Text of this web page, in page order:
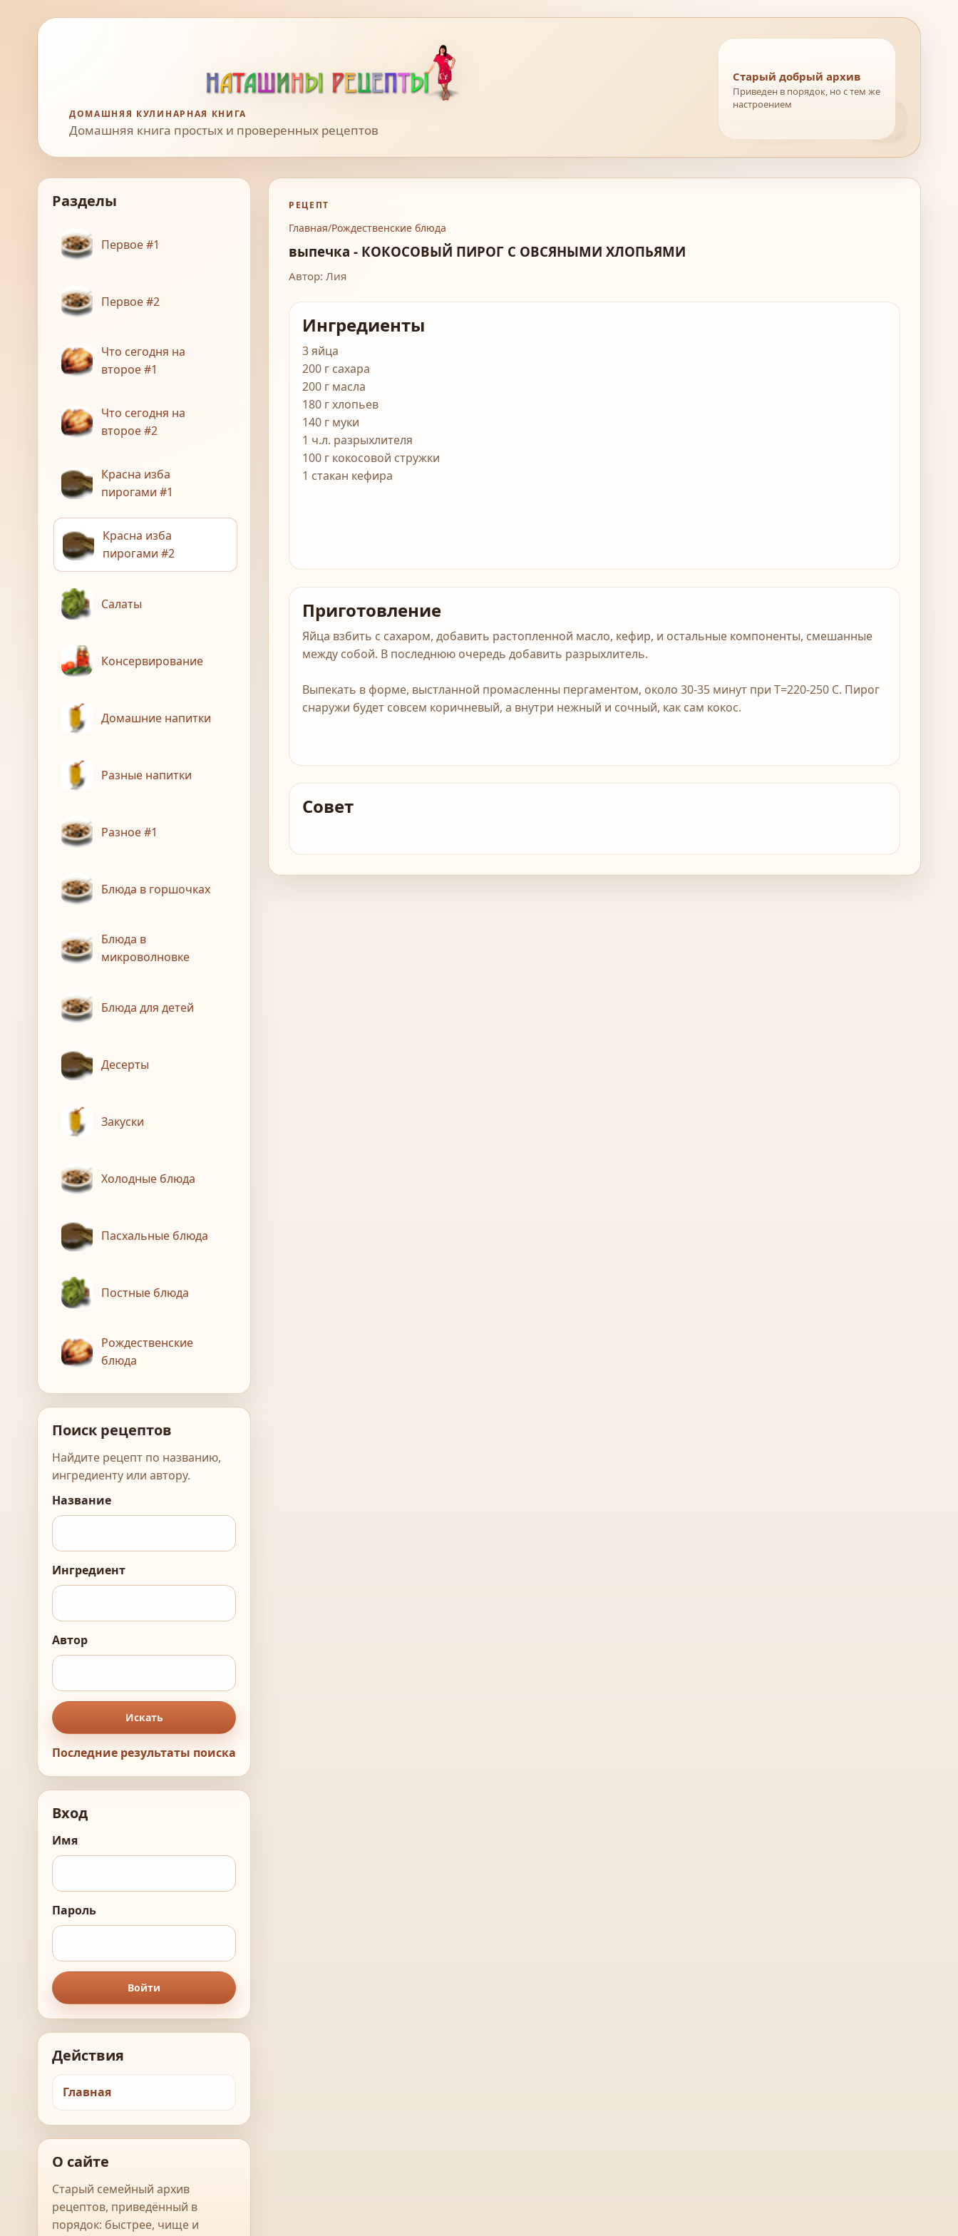
ДОМАШНЯЯ КУЛИНАРНАЯ КНИГА
Домашняя книга простых и проверенных рецептов
Старый добрый архив
Приведен в порядок, но с тем же
настроением
Разделы
Первое #1
Первое #2
Что сегодня на
второе #1
Что сегодня на
второе #2
Красна изба
пирогами #1
Красна изба
пирогами #2
Салаты
Консервирование
Домашние напитки
Разные напитки
Разное #1
Блюда в горшочках
Блюда в
микроволновке
Блюда для детей
Десерты
Закуски
Холодные блюда
Пасхальные блюда
Постные блюда
Рождественские
блюда
Поиск рецептов
Найдите рецепт по названию,
ингредиенту или автору.
Название
Ингредиент
Автор
Искать
Последние результаты поиска
Вход
Имя
Пароль
Войти
Действия
Главная
О сайте
Старый семейный архив
рецептов, приведённый в
порядок: быстрее, чище и
РЕЦЕПТ
Главная/Рождественские блюда
выпечка - КОКОСОВЫЙ ПИРОГ С ОВСЯНЫМИ ХЛОПЬЯМИ
Автор: Лия
Ингредиенты
3 яйца
200 г сахара
200 г масла
180 г хлопьев
140 г муки
1 ч.л. разрыхлителя
100 г кокосовой стружки
1 стакан кефира
Приготовление
Яйца взбить с сахаром, добавить растопленной масло, кефир, и остальные компоненты, смешанные
между собой. В последнюю очередь добавить разрыхлитель.
Выпекать в форме, выстланной промасленны пергаментом, около 30-35 минут при Т=220-250 С. Пирог
снаружи будет совсем коричневый, а внутри нежный и сочный, как сам кокос.
Совет